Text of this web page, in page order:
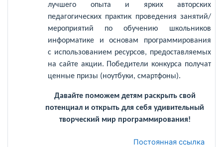
лучшего опыта и ярких авторских
педагогических практик проведения занятий/
мероприятий по обучению школьников
информатике и основам программирования
с использованием ресурсов, предоставляемых
на сайте акции. Победители конкурса получат
ценные призы (ноутбуки, смартфоны).
Давайте поможем детям раскрыть свой
потенциал и открыть для себя удивительный
творческий мир программирования!
Постоянная ссылка